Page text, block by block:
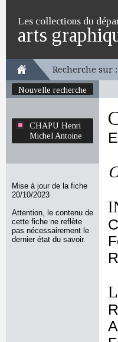
Les collections du
arts
Recherche sur :
Nouvelle recherche
CHAPU Henri
Michel Antoine
Mise à jour de la fiche
20/10/2023
Attention, le contenu de
cette fiche ne reflète
pas nécessairement le
dernier état du savoir.